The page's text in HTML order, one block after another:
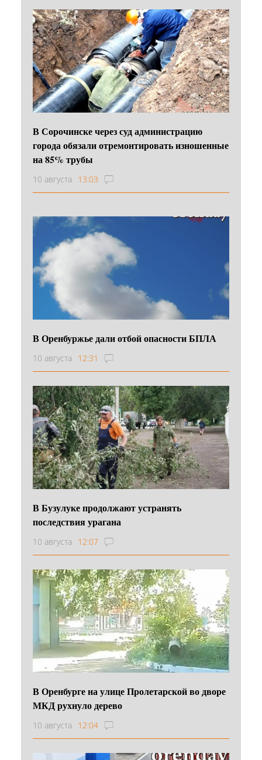
В Сорочинске через суд администрацию
города обязали отремонтировать изношенные
на 85% трубы
10 августа 13:03
В Оренбуржье дали отбой опасности БПЛА
10 августа 12:31
В Бузулуке продолжают устранять
последствия урагана
10 августа 12:07
В Оренбурге на улице Пролетарской во дворе
МКД рухнуло дерево
10 августа 12:04